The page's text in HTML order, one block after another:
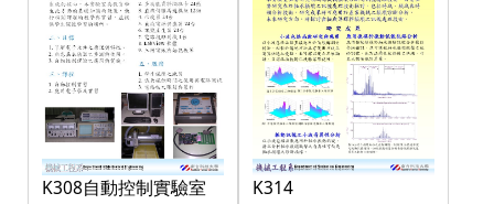
K308自動控制實驗室 K314